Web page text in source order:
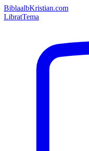
BiblaalbKristian.com
LibratTema